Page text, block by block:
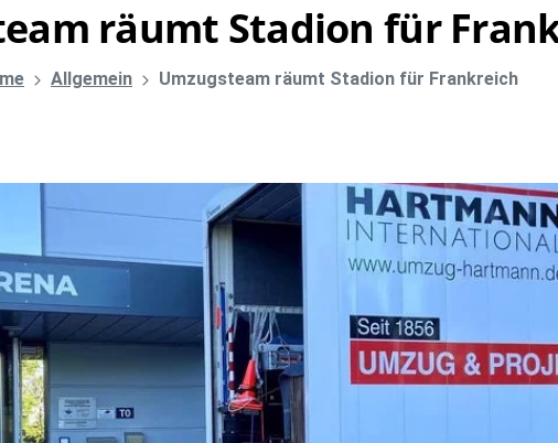
räumt Stadion für
Allgemein Umzugsteam räumt Stadion für Frankreich